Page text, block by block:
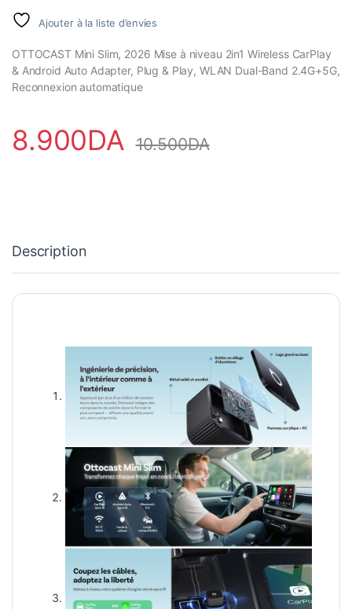
Ajouter à la liste d’envies
OTTOCAST Mini Slim, 2026 Mise à niveau 2in1 Wireless CarPlay
& Android Auto Adapter, Plug & Play, WLAN Dual-Band 2.4G+5G,
Reconnexion automatique
8.900DA 10.500DA
Description